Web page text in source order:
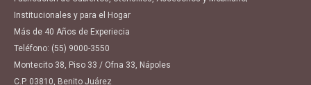
Institucionales y para el Hogar
Más de 40 Años de Experiecia
Teléfono: (55) 9000-3550
Montecito 38, Piso 33 / Ofna 33, Nápoles
C.P. 03810, Benito Juárez